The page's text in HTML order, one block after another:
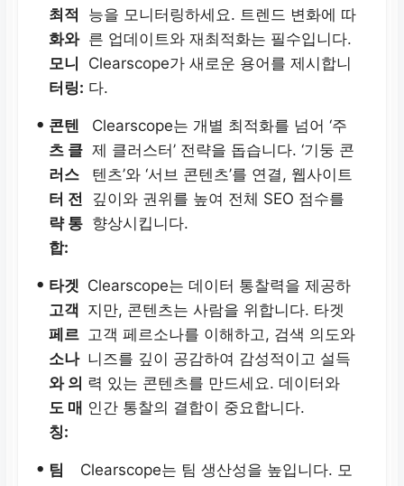
최적
화와
모니
터링:
능을 모니터링하세요. 트렌드 변화에 따
른 업데이트와 재최적화는 필수입니다.
Clearscope가 새로운 용어를 제시합니
다.
• 콘텐
츠 클
러스
터 전
략 통
합:
Clearscope는 개별 최적화를 넘어 ‘주
제 클러스터’ 전략을 돕습니다. ‘기둥 콘
텐츠’와 ‘서브 콘텐츠’를 연결, 웹사이트
깊이와 권위를 높여 전체 SEO 점수를
향상시킵니다.
• 타겟
고객
페르
소나
와 의
도 매
칭:
Clearscope는 데이터 통찰력을 제공하
지만, 콘텐츠는 사람을 위합니다. 타겟
고객 페르소나를 이해하고, 검색 의도와
니즈를 깊이 공감하여 감성적이고 설득
력 있는 콘텐츠를 만드세요. 데이터와
인간 통찰의 결합이 중요합니다.
• 팀
Clearscope는 팀 생산성을 높입니다. 모